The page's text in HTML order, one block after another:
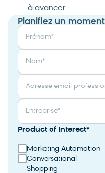
à avancer.
Planifiez un
Prénom*
Nom*
Adresse email
Entreprise*
Product of Interest*
Marketing Automation
Conversational
Shopping